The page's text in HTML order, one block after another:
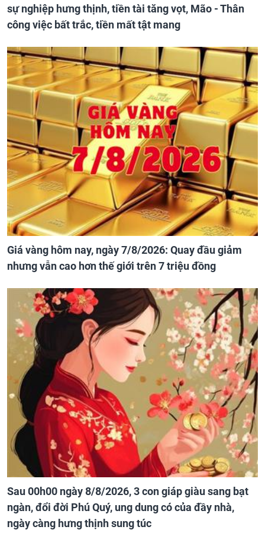
sự nghiệp hưng thịnh, tiền tài tăng vọt, Mão - Thân
công việc bất trắc, tiền mất tật mang
Giá vàng hôm nay, ngày 7/8/2026: Quay đầu giảm
nhưng vẫn cao hơn thế giới trên 7 triệu đồng
Sau 00h00 ngày 8/8/2026, 3 con giáp giàu sang bạt
ngàn, đổi đời Phú Quý, ung dung có của đầy nhà,
ngày càng hưng thịnh sung túc